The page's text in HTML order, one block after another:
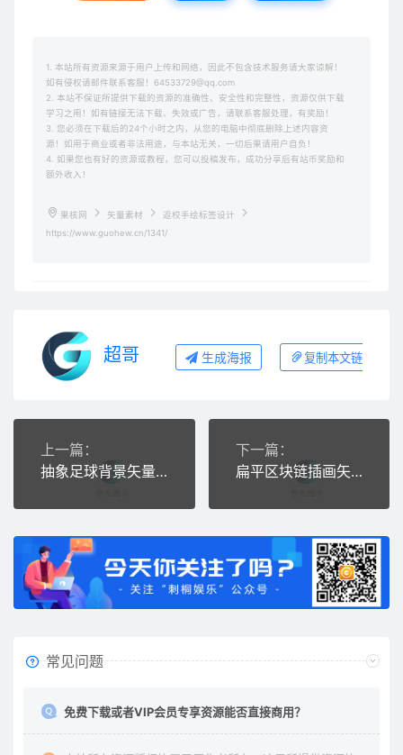
1. 本站所有资源来源于用户上传和网络，因此不包含技术服务请大家谅解！
如有侵权请邮件联系客服！64533729@qq.com
2. 本站不保证所提供下载的资源的准确性、安全性和完整性，资源仅供下载
学习之用！如有链接无法下载、失效或广告，请联系客服处理，有奖励！
3. 您必须在下载后的24个小时之内，从您的电脑中彻底删除上述内容资
源！如用于商业或者非法用途，与本站无关，一切后果请用户自负！
4. 如果您也有好的资源或教程，您可以投稿发布，成功分享后有站币奖励和
额外收入！
果核网 矢量素材
返校手绘标签设计
https://www.guohew.cn/1341/
超哥 生成海报 复制本文链接
上一篇：
抽象足球背景矢量素材抽象足球背景矢量素材
下一篇：
扁平区块链插画矢量素材
常见问题
免费下载或者VIP会员专享资源能否直接商用？